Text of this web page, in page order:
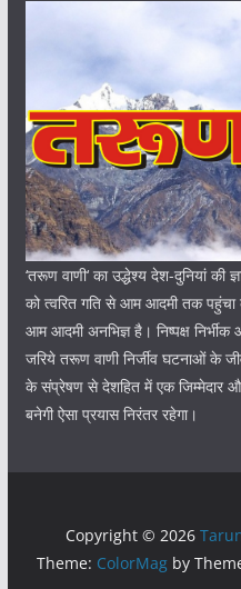
‘तरूण वाणी‘ का उद्धेश्य देश-दुनियां की
को त्वरित गति से आम आदमी तक पहुंचा
आम आदमी अनभिज्ञ है। निष्पक्ष
जरिये तरूण वाणी निर्जीव घटनाओं के
के संप्रेषण से देशहित में एक जिम्मेदार
बनेगी ऐसा प्रयास निरंतर रहेगा।
Copyright © 2026
Theme: ColorMagby